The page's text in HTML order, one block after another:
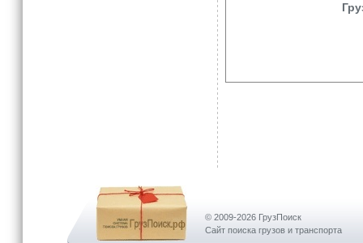
© 2009-2026 ГрузПоиск
Сайт поиска грузов и транспорта